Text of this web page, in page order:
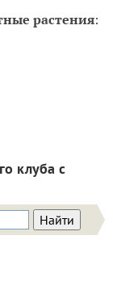
растения:
клуба с